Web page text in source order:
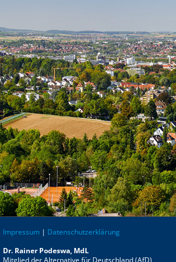
Impressum | Datenschutzerklärung
Dr. Rainer Podeswa, MdL